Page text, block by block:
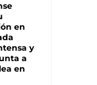
en
y
a
en